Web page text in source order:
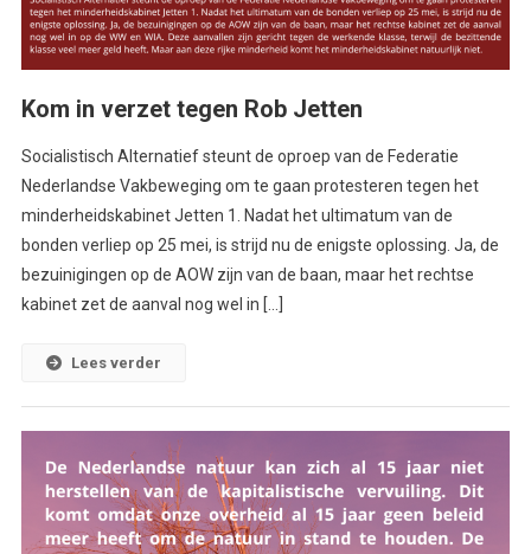
Kom in verzet tegen Rob Jetten
Socialistisch Alternatief steunt de oproep van de Federatie
Nederlandse Vakbeweging om te gaan protesteren tegen het
minderheidskabinet Jetten 1. Nadat het ultimatum van de
bonden verliep op 25 mei, is strijd nu de enigste oplossing. Ja, de
bezuinigingen op de AOW zijn van de baan, maar het rechtse
kabinet zet de aanval nog wel in […]
Lees verder